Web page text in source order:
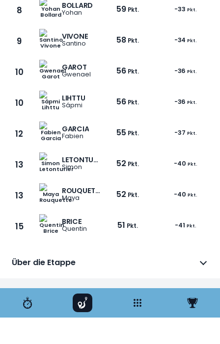
8 BOLLARD
Yohan 59 Pkt. -33 Pkt.
9 VIVONE
Santino 58 Pkt. -34 Pkt.
10 GAROT
Gwenael 56 Pkt. -36 Pkt.
10 LIHTTU
Sápmi 56 Pkt. -36 Pkt.
12 GARCIA
Fabien 55 Pkt. -37 Pkt.
13 LETONTURIER
Simon 52 Pkt. -40 Pkt.
13 ROUQUETTE
Maya 52 Pkt. -40 Pkt.
15 BRICE
Quentin 51 Pkt. -41 Pkt.
Über die Etappe